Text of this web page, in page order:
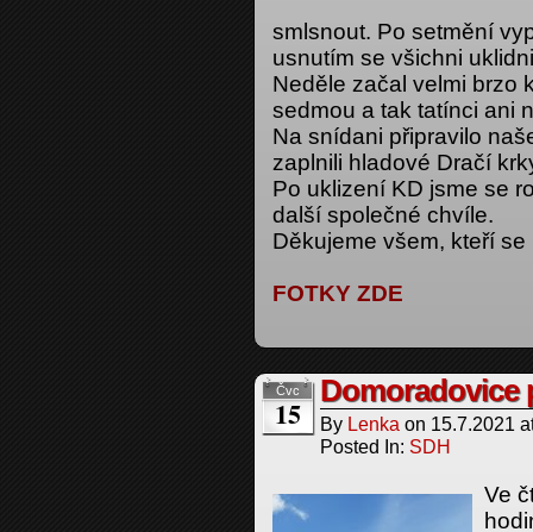
smlsnout. Po setmění
usnutím se všichni
Neděle začal velmi brzo
sedmou a tak tatínci ani
Na snídani připravilo
zaplnili hladové Dračí
Po uklizení KD jsme se
další společné chvíle.
Děkujeme všem, kteří
FOTKY ZDE
Čvc
15
Domoradovice
By Lenka on 15.7.2021
Posted In: SDH
Ve